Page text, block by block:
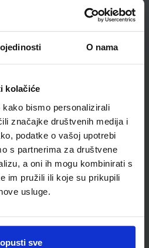
O nama
kolačiće
bismo personalizirali
značajke društvenih medija i
podatke o vašoj upotrebi
s partnerima za društvene
a oni ih mogu kombinirati s
im pružili ili koje su prikupili
usluge.
sve
ŠKOLSKA KNJIGA d.d.
30 3.RAZRED SŠ
3 STRUKOVNA
3798